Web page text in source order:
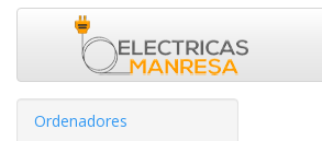
Ordenadores